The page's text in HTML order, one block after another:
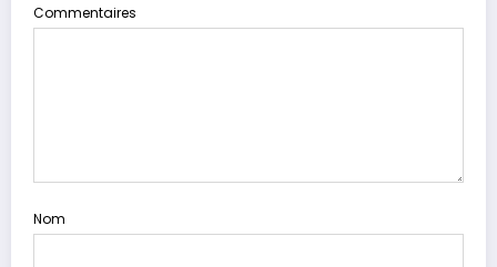
Commentaires
Nom